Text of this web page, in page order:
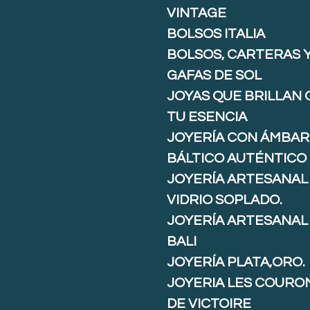
VINTAGE
BOLSOS ITALIA
BOLSOS, CARTERAS
GAFAS DE SOL
JOYAS QUE BRILLAN
TU ESENCIA
JOYERÍA CON ÁMBAR
BÁLTICO AUTÉNTICO
JOYERÍA ARTESANAL
VIDRIO SOPLADO.
JOYERÍA ARTESANAL
BALI
JOYERÍA PLATA,ORO.
JOYERIA LES
DE VICTOIRE